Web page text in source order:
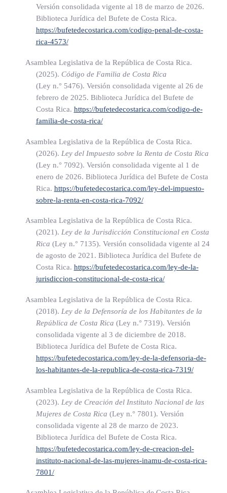
Las mujeres tendrán derecho a la igualdad salarial con los
hombres, tanto en el sector privado como en el sector
público, por un trabajo de igual valor bajo un mismo patrono,
ya sea que se trate de un mismo puesto o de puestos
diferentes de igual valor, o en funciones similares o
razonablemente equivalentes.
No se considerarán arbitrarias las diferencias en las
remuneraciones que se funden en criterios objetivos
debidamente demostrados y justificados, por razones de
capacidades, calificaciones, idoneidad, responsabilidad,
productividad o antigüedad, entre otras.
En ningún caso serán válidas las diferencias que impliquen
una menor remuneración para las mujeres por el solo hecho
de serlo, por la condición de maternidad o que carezcan de
una justificación objetiva y razonable.
(Así adicionado por el artículo único de la ley para la
protección de la igualdad salarial entre mujeres y hombres,
ARTÍCULO 15
Se crea la Comisión Interinstitucional de Igualdad Salarial
entre Mujeres y Hombres, que estará conformada por una
a) El Ministerio de Trabajo y Seguridad Social (MTSS), que
la coordinará.
b) El Instituto Nacional de las Mujeres (Inamu).
c) La Defensoría de los Habitantes de la República de Costa
Rica.
Versión consolidada vigente al 18 de marzo de 2026.
Biblioteca Jurídica del Bufete de Costa Rica.
https://bufetedecostarica.com/codigo-penal-de-costa-
rica-4573/
Asamblea Legislativa de la República de Costa Rica.
(2025). Código de Familia de Costa Rica
(Ley n.° 5476). Versión consolidada vigente al 26 de
febrero de 2025. Biblioteca Jurídica del Bufete de
Costa Rica. https://bufetedecostarica.com/codigo-de-
familia-de-costa-rica/
Asamblea Legislativa de la República de Costa Rica.
(2026). Ley del Impuesto sobre la Renta de Costa Rica
(Ley n.° 7092). Versión consolidada vigente al 1 de
enero de 2026. Biblioteca Jurídica del Bufete de Costa
Rica. https://bufetedecostarica.com/ley-del-impuesto-
sobre-la-renta-en-costa-rica-7092/
Asamblea Legislativa de la República de Costa Rica.
(2021). Ley de la Jurisdicción Constitucional en Costa
Rica (Ley n.° 7135). Versión consolidada vigente al 24
de agosto de 2021. Biblioteca Jurídica del Bufete de
Costa Rica. https://bufetedecostarica.com/ley-de-la-
jurisdiccion-constitucional-de-costa-rica/
Asamblea Legislativa de la República de Costa Rica.
(2018). Ley de la Defensoría de los Habitantes de la
República de Costa Rica (Ley n.° 7319). Versión
consolidada vigente al 3 de diciembre de 2018.
Biblioteca Jurídica del Bufete de Costa Rica.
https://bufetedecostarica.com/ley-de-la-defensoria-de-
los-habitantes-de-la-republica-de-costa-rica-7319/
Asamblea Legislativa de la República de Costa Rica.
(2023). Ley de Creación del Instituto Nacional de las
Mujeres de Costa Rica (Ley n.° 7801). Versión
consolidada vigente al 28 de marzo de 2023.
Biblioteca Jurídica del Bufete de Costa Rica.
https://bufetedecostarica.com/ley-de-creacion-del-
instituto-nacional-de-las-mujeres-inamu-de-costa-rica-
7801/